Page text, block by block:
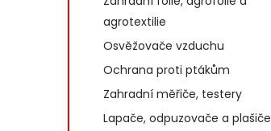
agrotextilie
Osvěžovače vzduchu
Ochrana proti ptákům
Zahradní měřiče, testery
Lapače, odpuzovače a plašiče